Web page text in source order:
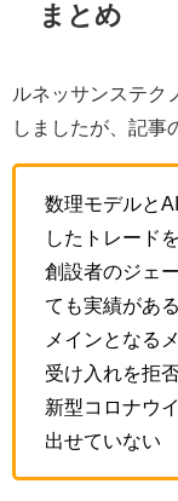
まとめ
ルネッサンステク
しましたが、記事
数理モデルと
したトレード
創設者のジェ
ても実績がある
メインとなる
受け入れを拒
新型コロナウ
出せていない